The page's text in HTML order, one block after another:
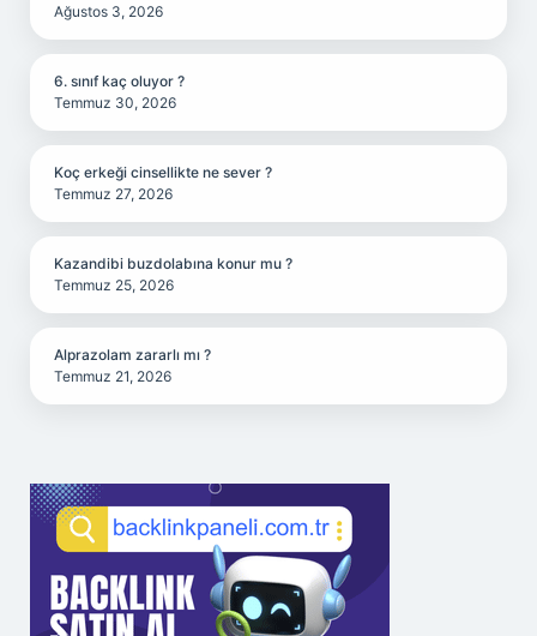
Ağustos 3, 2026
6. sınıf kaç oluyor ?
Temmuz 30, 2026
Koç erkeği cinsellikte ne sever ?
Temmuz 27, 2026
Kazandibi buzdolabına konur mu ?
Temmuz 25, 2026
Alprazolam zararlı mı ?
Temmuz 21, 2026